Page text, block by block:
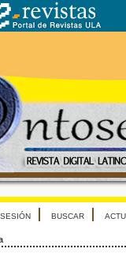
BUSCAR